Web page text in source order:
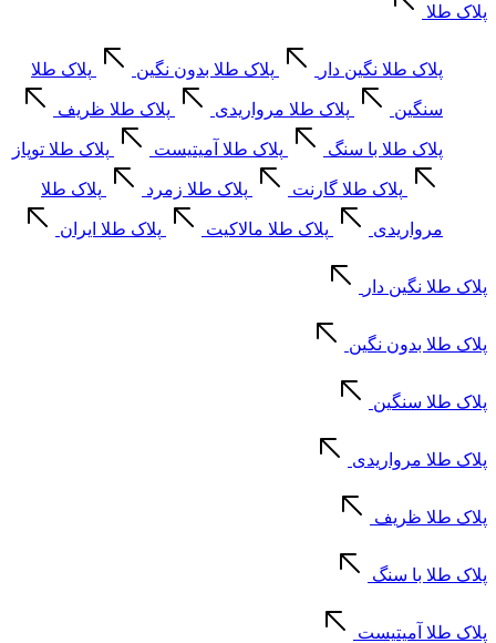
پلاک طلا
پلاک طلا نگین دار پلاک طلا بدون نگین پلاک طلا
سنگین پلاک طلا مرواریدی پلاک طلا ظریف
پلاک طلا با سنگ پلاک طلا آمیتیست پلاک طلا توپاز
پلاک طلا گارنت پلاک طلا زمرد پلاک طلا
مرواریدی پلاک طلا مالاکیت پلاک طلا ایران
پلاک طلا نگین دار
پلاک طلا بدون نگین
پلاک طلا سنگین
پلاک طلا مرواریدی
پلاک طلا ظریف
پلاک طلا با سنگ
پلاک طلا آمیتیست